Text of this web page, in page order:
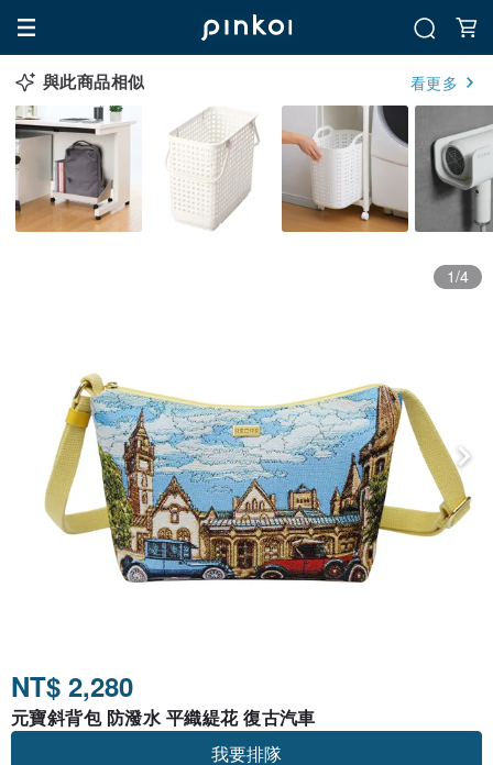
與此商品相似 看更多
1/4
NT$ 2,280
元寶斜背包 防潑水 平織緹花 復古汽車
我要排隊